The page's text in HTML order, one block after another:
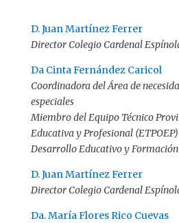
D. Juan Martínez Ferrer
Director Colegio Cardenal
Da Cinta Fernández Caricol
Coordinadora del Área de
especiales
Miembro del Equipo Técnico
Educativa y Profesional
Desarrollo Educativo y
D. Juan Martínez Ferrer
Director Colegio Cardenal
Da. María Flores Rico Cuevas